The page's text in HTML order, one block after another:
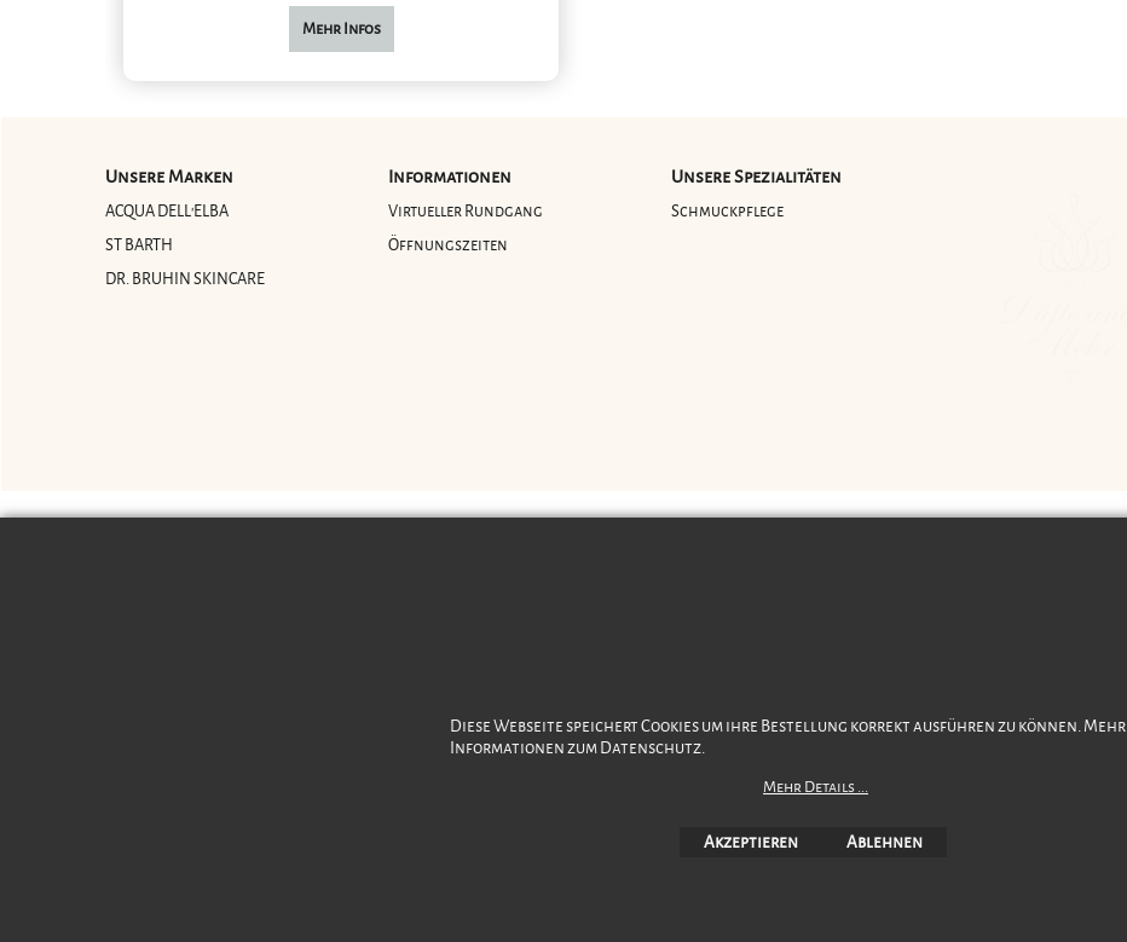
Mehr Infos
Unsere Marken
ACQUA DELL'ELBA
ST BARTH
DR. BRUHIN SKINCARE
Informationen
Virtueller Rundgang
Öffnungszeiten
Unsere Spezialitäten
Schmuckpflege
ShopFactory Shop
Software.
Diese Webseite speichert Cookies um ihre Bestellung korrekt ausführen zu können. Mehr
Informationen zum Datenschutz.
Mehr Details ...
Akzeptieren Ablehnen